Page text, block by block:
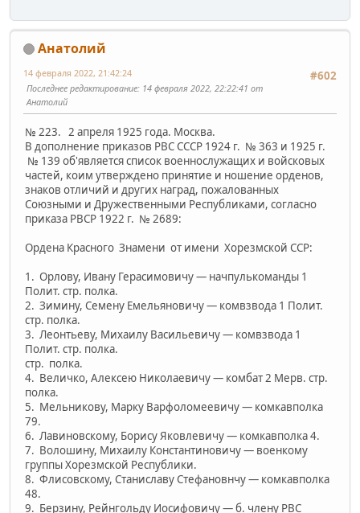
Анатолий
#602
14 февраля 2022, 21:42:24
Последнее редактирование: 14 февраля 2022, 22:22:41 от
Анатолий
№ 223. 2 апреля 1925 года. Москва.
В дополнение приказов РВС СССР 1924 г. № 363 и 1925 г.
№ 139 об'является список военнослужащих и войсковых
частей, коим утверждено принятие и ношение орденов,
знаков отличий и других наград, пожалованных
Союзными и Дружественными Республиками, согласно
приказа РВСР 1922 г. № 2689:
Ордена Красного Знамени от имени Хорезмской ССР:
1. Орлову, Ивану Герасимовичу — начпулькоманды 1
Полит. стр. полка.
2. Зимину, Семену Емельяновичу — комвзвода 1 Полит.
стр. полка.
3. Леонтьеву, Михаилу Васильевичу — комвзвода 1
Полит. стр. полка.
стр. полка.
4. Величко, Алексею Николаевичу — комбат 2 Мерв. стр.
полка.
5. Мельникову, Марку Варфоломеевичу — комкавполка
79.
6. Лавиновскому, Борису Яковлевичу — комкавполка 4.
7. Волошину, Михаилу Константиновичу — военкому
группы Хорезмской Республики.­
8. Флисовскому, Станиславу Стефановнчу — комкавполка
48.
9. Берзину, Рейнгольду Иосифовичу — б. члену PBС